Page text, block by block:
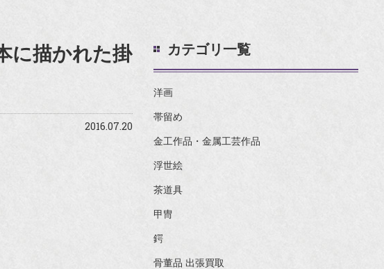
に描かれた掛
2016.07.20
カテゴリ一覧
洋画
帯留め
金工作品・金属工芸作品
浮世絵
茶道具
甲冑
鍔
骨董品 出張買取